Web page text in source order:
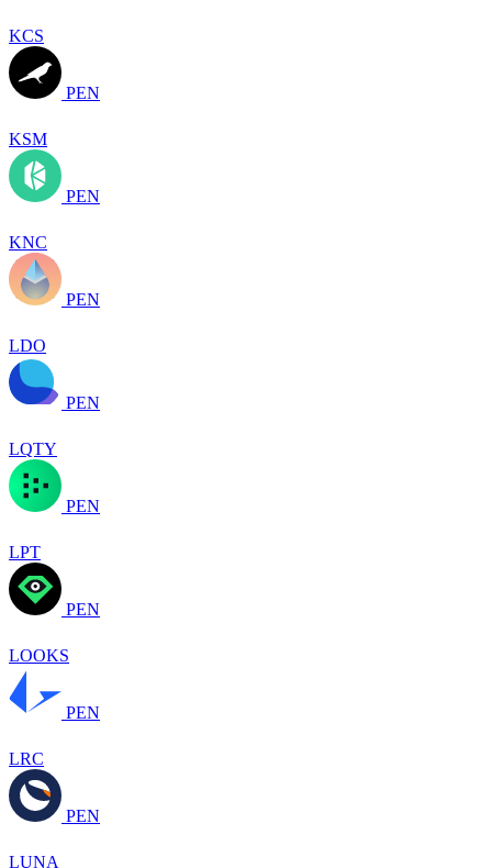
KCS
PEN
KSM
PEN
KNC
PEN
LDO
PEN
LQTY
PEN
LPT
PEN
LOOKS
PEN
LRC
PEN
LUNA